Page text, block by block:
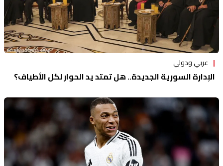
عربي ودولي
الإدارة السورية الجديدة.. هل تمتد يد الحوار لكل الأطياف؟